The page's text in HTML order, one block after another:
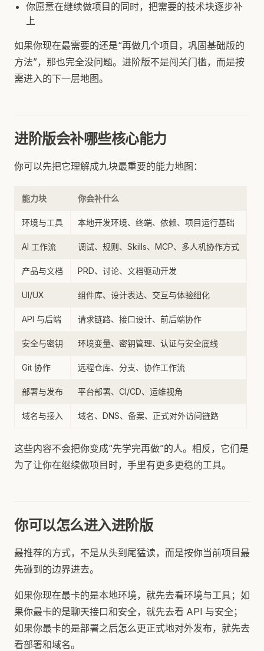
你愿意在继续做项目的同时，把需要的技术块逐步补
上
如果你现在最需要的还是“再做几个项目，巩固基础版的
方法”，那也完全没问题。进阶版不是闯关门槛，而是按
需进入的下一层地图。
进阶版会补哪些核心能力
你可以先把它理解成九块最重要的能力地图：
能力块 你会补什么
环境与工具 本地开发环境、终端、依赖、项目运行基础
AI 工作流 调试、规则、Skills、MCP、多人机协作方式
产品与文档 PRD、讨论、文档驱动开发
UI/UX 组件库、设计表达、交互与体验细化
API 与后端 请求链路、接口设计、前后端协作
安全与密钥 环境变量、密钥管理、认证与安全底线
Git 协作 远程仓库、分支、协作工作流
部署与发布 平台部署、CI/CD、运维视角
域名与接入 域名、DNS、备案、正式对外访问链路
这些内容不会把你变成“先学完再做”的人。相反，它们是
为了让你在继续做项目时，手里有更多更稳的工具。
你可以怎么进入进阶版
最推荐的方式，不是从头到尾猛读，而是按你当前项目最
先碰到的边界进去。
如果你现在最卡的是本地环境，就先去看环境与工具；如
果你最卡的是聊天接口和安全，就先去看 API 与安全；
如果你最卡的是部署之后怎么更正式地对外发布，就先去
看部署和域名。